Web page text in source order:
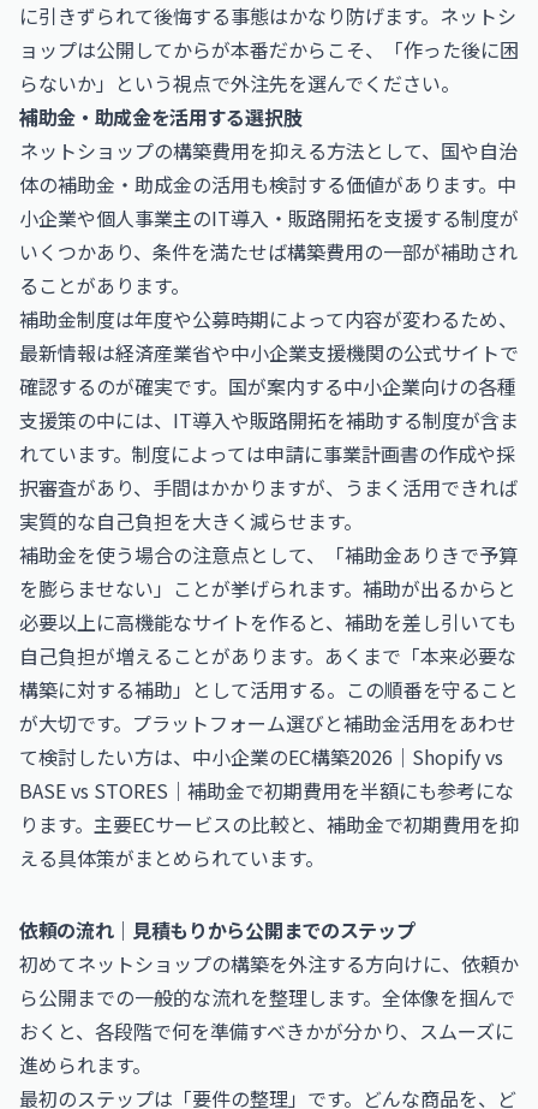
に引きずられて後悔する事態はかなり防げます。ネットシ
ョップは公開してからが本番だからこそ、「作った後に困
らないか」という視点で外注先を選んでください。
補助金・助成金を活用する選択肢
ネットショップの構築費用を抑える方法として、国や自治
体の補助金・助成金の活用も検討する価値があります。中
小企業や個人事業主のIT導入・販路開拓を支援する制度が
いくつかあり、条件を満たせば構築費用の一部が補助され
ることがあります。
補助金制度は年度や公募時期によって内容が変わるため、
最新情報は経済産業省や中小企業支援機関の公式サイトで
確認するのが確実です。国が案内する中小企業向けの各種
支援策の中には、IT導入や販路開拓を補助する制度が含ま
れています。制度によっては申請に事業計画書の作成や採
択審査があり、手間はかかりますが、うまく活用できれば
実質的な自己負担を大きく減らせます。
補助金を使う場合の注意点として、「補助金ありきで予算
を膨らませない」ことが挙げられます。補助が出るからと
必要以上に高機能なサイトを作ると、補助を差し引いても
自己負担が増えることがあります。あくまで「本来必要な
構築に対する補助」として活用する。この順番を守ること
が大切です。プラットフォーム選びと補助金活用をあわせ
て検討したい方は、 中小企業のEC構築2026｜Shopify vs
BASE vs STORES｜補助金で初期費用を半額にも参考にな
ります。主要ECサービスの比較と、補助金で初期費用を抑
える具体策がまとめられています。
依頼の流れ｜見積もりから公開までのステップ
初めてネットショップの構築を外注する方向けに、依頼か
ら公開までの一般的な流れを整理します。全体像を掴んで
おくと、各段階で何を準備すべきかが分かり、スムーズに
進められます。
最初のステップは「要件の整理」です。どんな商品を、ど